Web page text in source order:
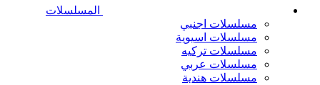
المسلسلات
مسلسلات اجنبي
مسلسلات اسيوية
مسلسلات تركيه
مسلسلات عربي
مسلسلات هندية